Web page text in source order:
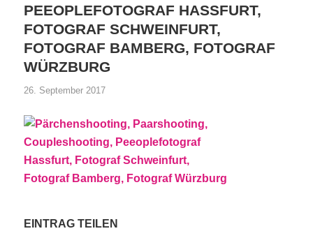
PEEOPLEFOTOGRAF HASSFURT,
FOTOGRAF SCHWEINFURT,
FOTOGRAF BAMBERG, FOTOGRAF
WÜRZBURG
26. September 2017
EINTRAG TEILEN